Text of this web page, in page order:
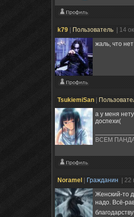
k79 Пользователь
| 14
жаль, что
TsukiemiSan
а у меня
доспехи(
ВСЕМ
Noramel Гражданин
|
Женский-то
надо. Всё-